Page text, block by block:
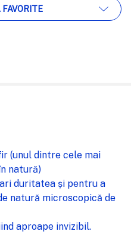
(unul dintre cele mai
natură)
duritatea și pentru a
natură microscopică de
aproape invizibil.